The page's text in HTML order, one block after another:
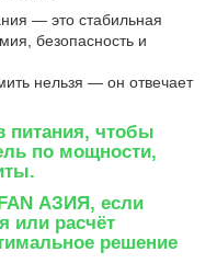
— это стабильная
безопасность и
нельзя — он отвечает
питания, чтобы
по мощности,
АЗИЯ , если
или расчёт
решение